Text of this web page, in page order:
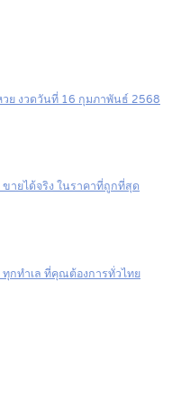
วย งวดวันที่ 16 กุมภาพันธ์ 2568
ายได้จริง ในราคาที่ถูกที่สุด
กทำเล ที่คุณต้องการทั่วไทย